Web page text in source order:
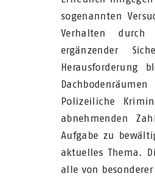
sogenannten
Verhalten
ergänzender
Herausforderung
Polizeiliche
abnehmenden
Aufgabe zu
aktuelles Thema.
alle von